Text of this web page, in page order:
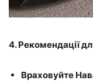
4. Рекомендації
Враховуйте